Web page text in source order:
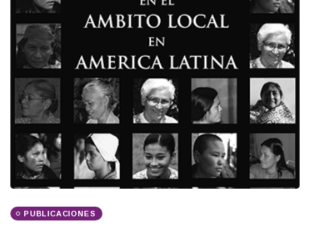
PUBLICACIONES